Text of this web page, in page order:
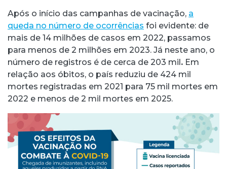
Após o início das campanhas de vacinação, a
queda no número de ocorrências foi evidente: de
mais de 14 milhões de casos em 2022, passamos
para menos de 2 milhões em 2023. Já neste ano, o
número de registros é de cerca de 203 mil . Em
relação aos óbitos, o país reduziu de 424 mil
mortes registradas em 2021 para 75 mil mortes em
2022 e menos de 2 mil mortes em 2025.